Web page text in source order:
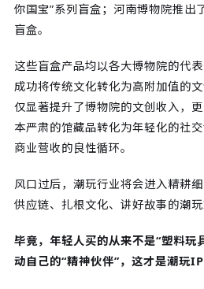
你国宝”系列盲盒；河南博物院推出
盲盒。
这些盲盒产品均以各大博物院的代
成功将传统文化转化为高附加值的
仅显著提升了博物院的文创收入，
本严肃的馆藏品转化为年轻化的社
商业营收的良性循环。
风口过后，潮玩行业将会进入精耕
供应链、扎根文化、讲好故事的潮
毕竟，年轻人买的从来不是“塑料玩
动自己的“精神伙伴”，这才是潮玩IP